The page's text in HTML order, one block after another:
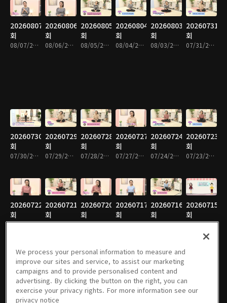
20260807
회
08/07/2026 • 9분
20260806
회
08/06/2026 • 9분
20260805
회
08/05/2026 • 8분
20260804
회
08/04/2026 • 8분
20260803
회
08/03/2026 • 9분
20260731
회
07/31/2026 • 9분
20260730
회
07/30/2026 • 9분
20260729
회
07/29/2026 • 10분
20260728
회
07/28/2026 • 9분
20260727
회
07/27/2026 • 10분
20260724
회
07/24/2026 • 10분
20260723
회
07/23/2026 • 9분
20260722
회
07/22/2026 • 9분
20260721
회
07/21/2026 • 9분
20260720
회
07/20/2026 • 9분
20260717
회
07/17/2026 • 9분
20260716
회
07/16/2026 • 10분
20260715
회
07/15/2026 • 10분
20260714
회
07/14/2026 • 10분
20260713
회
07/13/2026 • 10분
20260710
회
07/10/2026 • 10분
20260709
회
07/09/2026 • 10분
20260708
회
07/08/2026 • 11분
회
We process your personal information to measure and
improve our sites and service, to assist our marketing
campaigns and to provide personalised content and
advertising. By clicking the button on the right, you can
exercise your privacy rights. For more information see our
privacy notice